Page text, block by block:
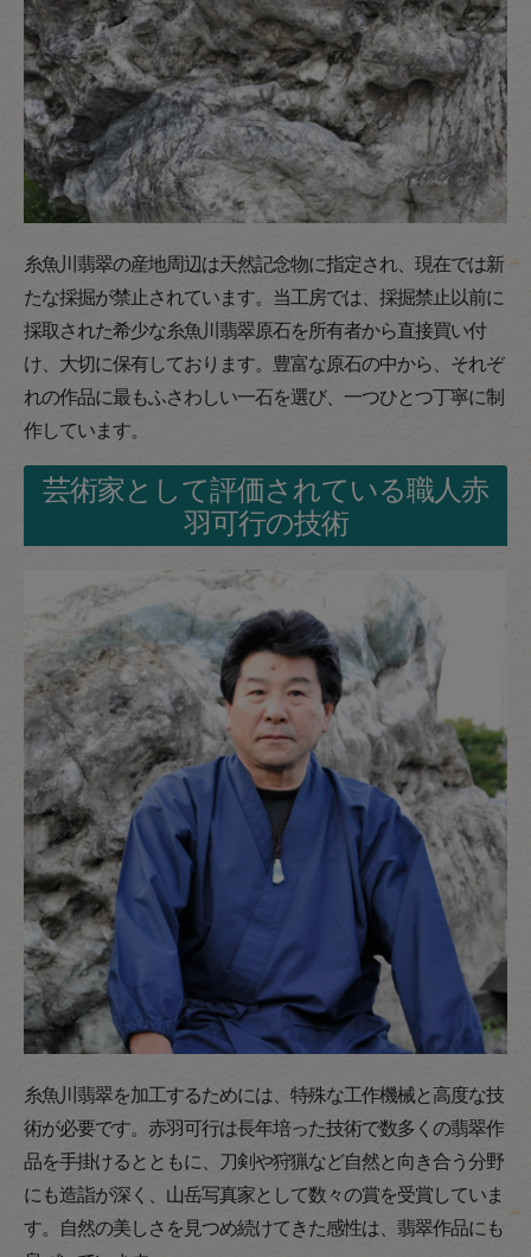
糸魚川翡翠の産地周辺は天然記念物に指定され、現在では新
たな採掘が禁止されています。当工房では、採掘禁止以前に
採取された希少な糸魚川翡翠原石を所有者から直接買い付
け、大切に保有しております。豊富な原石の中から、それぞ
れの作品に最もふさわしい一石を選び、一つひとつ丁寧に制
作しています。
芸術家として評価されている職人赤
羽可行の技術
糸魚川翡翠を加工するためには、特殊な工作機械と高度な技
術が必要です。赤羽可行は長年培った技術で数多くの翡翠作
品を手掛けるとともに、刀剣や狩猟など自然と向き合う分野
にも造詣が深く、山岳写真家として数々の賞を受賞していま
す。自然の美しさを見つめ続けてきた感性は、翡翠作品にも